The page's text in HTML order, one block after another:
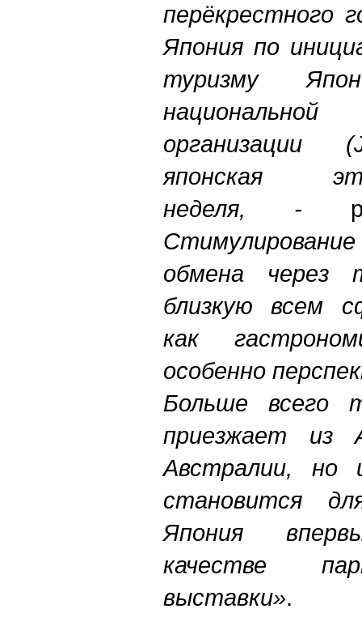
перёкрестного
Япония по
туризму
организации
японская
неделя, -
обмена через
близкую всем
как
особенно
Больше всего
приезжает из
Австралии, но
становится
Япония
качестве
выставки».